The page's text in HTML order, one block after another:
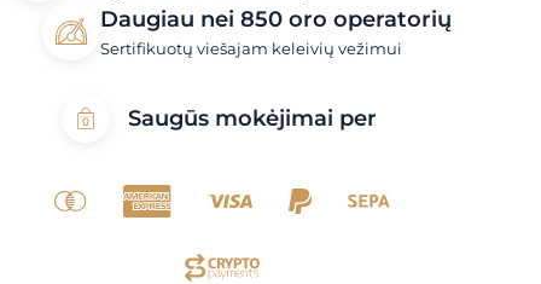
Daugiau nei 850 oro operatorių
Sertifikuotų viešajam keleivių vežimui
Saugūs mokėjimai per